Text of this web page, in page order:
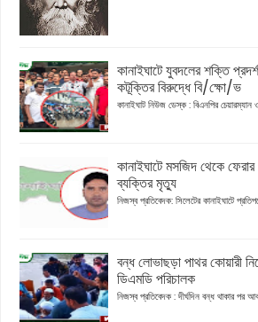
কানাইঘাটে যুবদলের শক্তি
কটূক্তির বিরুদ্ধে বি/ক্ষো/ভ
কানাইঘাট নিউজ ডেস্ক : বিএনপির চেয়ারম্যান
কানাইঘাটে মসজিদ থেকে
ব্যক্তির মৃত্যু
নিজস্ব প্রতিবেদক: সিলেটের কানাইঘাটে
বন্ধ লোভাছড়া পাথর কোয়ারী
ডিএমডি পরিচালক
নিজস্ব প্রতিবেদক : দীর্ঘদিন বন্ধ থাকার পর